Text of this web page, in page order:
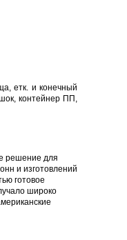
етк. и конечный
контейнер ПП,
решение для
и изготовлений
готовое
широко